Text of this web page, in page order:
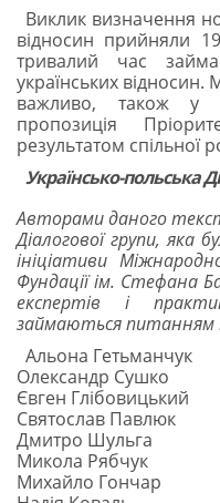
Виклик визначення
відносин прийняли 19
тривалий час
українських
важливо, також у
пропозиція
результатом спільної
Українсько-польська
Авторами даного
Діалогової групи, яка
ініціативи
Фундації ім. Стефана
експертів і
займаються питанням
Альона Гетьманчук
Олександр Сушко
Євген Глібовицький
Святослав Павлюк
Дмитро Шульга
Микола Рябчук
Михайло Гончар